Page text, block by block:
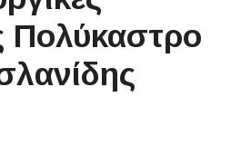
Πολύκαστρο